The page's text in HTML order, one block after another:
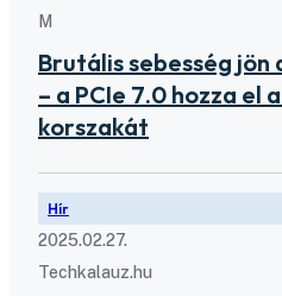
M
Brutális sebesség jön
– a PCIe 7.0 hozza el
korszakát
Hír
2025.02.27.
Techkalauz.hu